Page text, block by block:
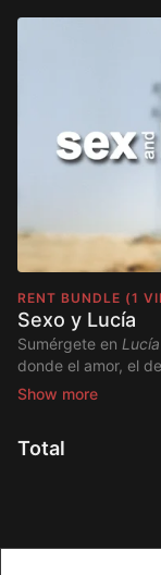
RENT BUNDLE (1
Sexo y Lucía
Sumérgete en
donde el amor, el
en Pelidom.
Total